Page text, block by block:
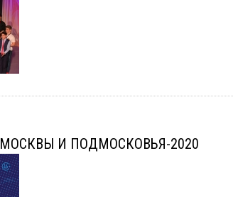
И ПОДМОСКОВЬЯ-2020